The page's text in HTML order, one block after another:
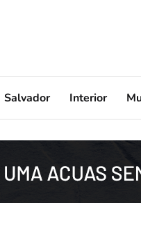
Salvador Interior